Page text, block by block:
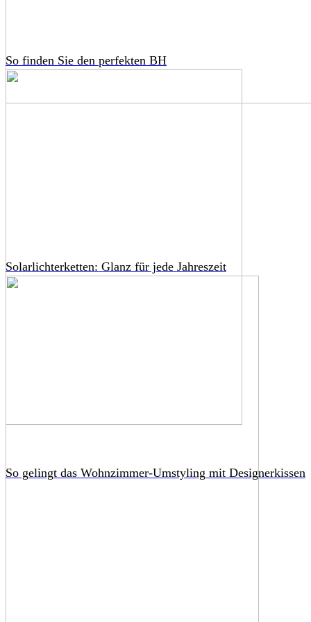
So finden Sie den perfekten BH
Solarlichterketten: Glanz für jede Jahreszeit
So gelingt das Wohnzimmer-Umstyling mit Designerkissen